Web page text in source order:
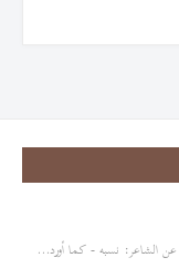
الشاعر: نسبه - كما أورد…